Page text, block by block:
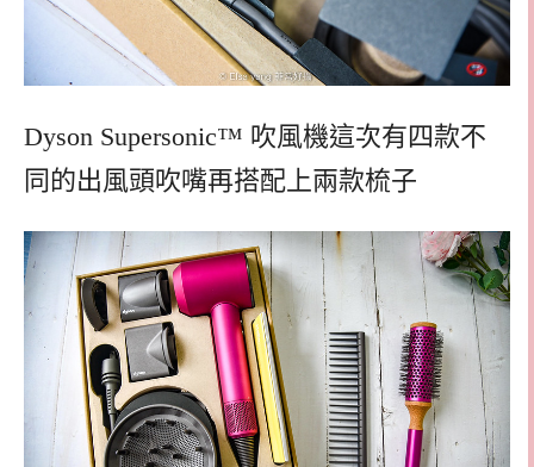
Dyson Supersonic™ 吹風機這次有四款不
同的出風頭吹嘴再搭配上兩款梳子